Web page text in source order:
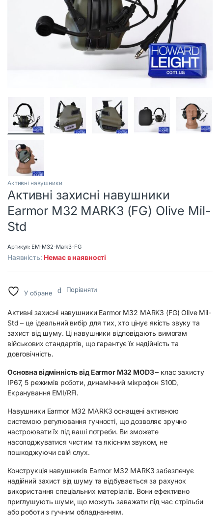
Активні навушники
Активні захисні навушники
Earmor M32 MARK3 (FG) Olive Mil-
Std
Артикул: EM-M32-Mark3-FG
Наявність: Немає в наявності
У обране Порівняти
Активні захисні навушники Earmor M32 MARK3 (FG) Olive Mil-
Std – це ідеальний вибір для тих, хто цінує якість звуку та
захист від шуму. Ці навушники відповідають вимогам
військових стандартів, що гарантує їх надійність та
довговічність.
Основна відмінність від Earmor M32 MOD3– клас захисту
IP67, 5 режимів роботи, динамічний мікрофон S10D,
Екранування EMI/RFI.
Навушники Earmor M32 MARK3 оснащені активною
системою регулювання гучності, що дозволяє зручно
настроювати їх під ваші потреби. Ви зможете
насолоджуватися чистим та якісним звуком, не
пошкоджуючи свій слух.
Конструкція навушників Earmor M32 MARK3 забезпечує
надійний захист від шуму та відбувається за рахунок
використання спеціальних матеріалів. Вони ефективно
приглушують шуми, що можуть заважати під час стрільби
або роботи з гучним обладнанням.